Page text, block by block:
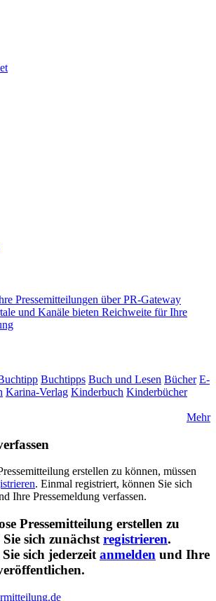
Pressemitteilungen über PR-Gateway
und Kanäle bieten Reichweite für Ihre
Buchtipps Buch und Lesen Bücher E-
Karina-Verlag Kinderbuch Kinderbücher
Mehr
erstellen zu können, müssen
. Einmal registriert, können Sie sich
Ihre Pressemeldung verfassen.
Pressemitteilung erstellen zu
sich zunächst registrieren.
sich jederzeit anmelden und Ihre